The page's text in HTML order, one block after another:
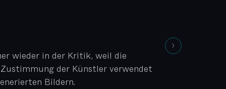
wieder in der Kritik, weil die
der Künstler verwendet
Bildern.